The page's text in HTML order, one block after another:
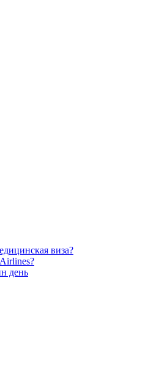
виза?
день